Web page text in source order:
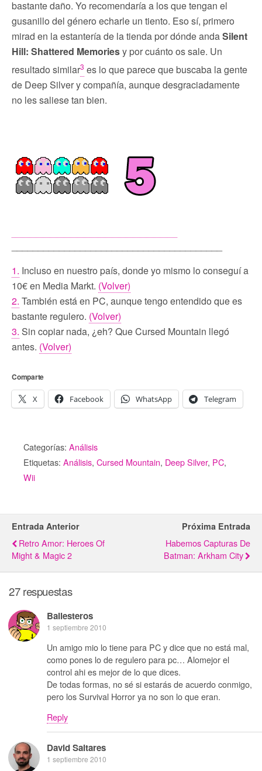
bastante daño. Yo recomendaría a los que tengan el
gusanillo del género echarle un tiento. Eso sí, primero
mirad en la estantería de la tienda por dónde andaSilent
Hill: Shattered Memoriesy por cuánto os sale. Un
resultado similar3 es lo que parece que buscaba la gente
de Deep Silver y compañía, aunque desgraciadamente
no les saliese tan bien.
1. Incluso en nuestro país, donde yo mismo lo conseguí a
10€ en Media Markt. (Volver)
2. También está en PC, aunque tengo entendido que es
bastante regulero. (Volver)
3. Sin copiar nada, ¿eh? Que Cursed Mountain llegó
antes. (Volver)
Comparte
X Facebook WhatsApp Telegram
Categorías: Análisis
Etiquetas: Análisis, Cursed Mountain, Deep Silver, PC,
Wii
Entrada Anterior
Retro Amor: Heroes Of
Might & Magic 2
Próxima Entrada
Habemos Capturas De
Batman: Arkham City
27 respuestas
Ballesteros
1 septiembre 2010
Un amigo mio lo tiene para PC y dice que no está mal,
como pones lo de regulero para pc… Alomejor el
control ahi es mejor de lo que dices.
De todas formas, no sé si estarás de acuerdo conmigo,
pero los Survival Horror ya no son lo que eran.
Reply
David Saltares
1 septiembre 2010